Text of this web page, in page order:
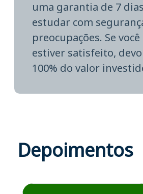
uma garantia de 7
estudar com
preocupações. Se
estiver satisfeito,
100% do valor
Depoimentos
Estudante José recomenda o